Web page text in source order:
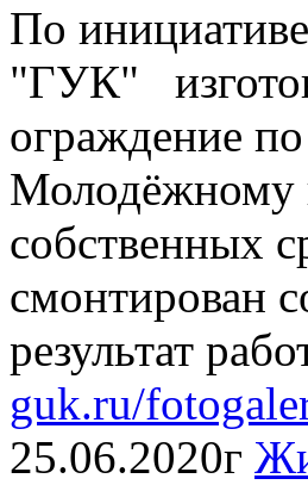
По
"ГУК"
ограждение
Молодёжному
собственных
смонтирован
результат
guk.ru/
25.06.2020г